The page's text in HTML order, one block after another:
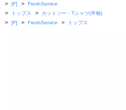
> [F] > FreshService
> トップス > カットソー・Tシャツ(半袖)
> [F] > FreshService > トップス